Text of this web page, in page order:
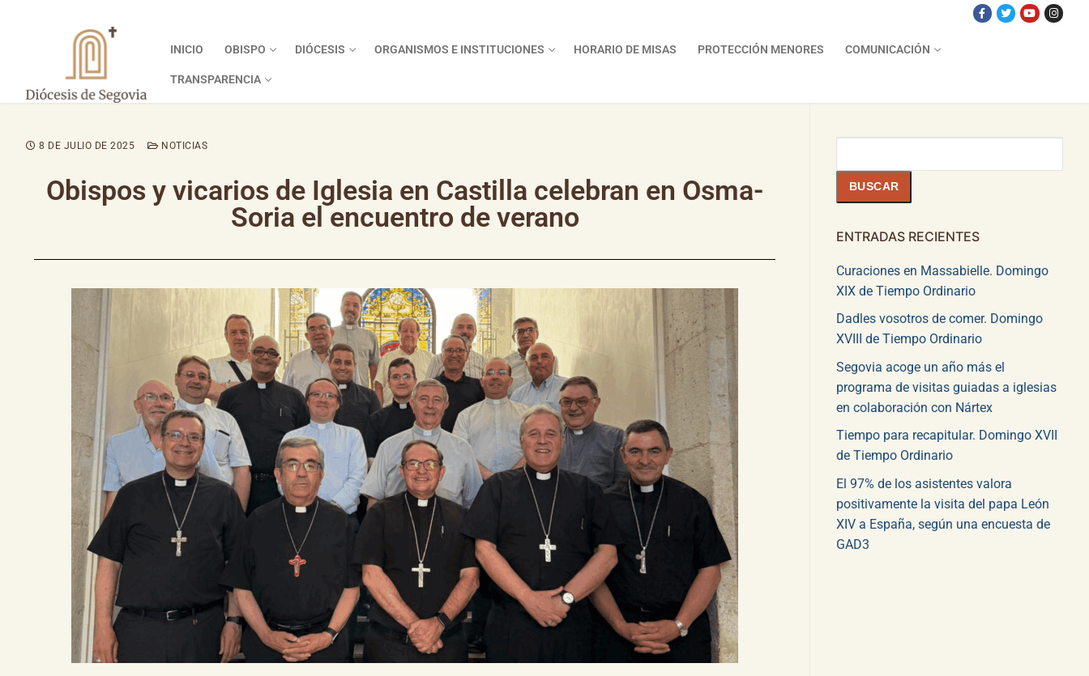
INICIO OBISPO DIÓCESIS ORGANISMOS E INSTITUCIONES HORARIO DE MISAS PROTECCIÓN MENORES COMUNICACIÓN
TRANSPARENCIA
8 DE JULIO DE 2025 NOTICIAS
Obispos y vicarios de Iglesia en Castilla celebran en Osma-
Soria el encuentro de verano
BUSCAR
ENTRADAS RECIENTES
Curaciones en Massabielle. Domingo
XIX de Tiempo Ordinario
Dadles vosotros de comer. Domingo
XVIII de Tiempo Ordinario
Segovia acoge un año más el
programa de visitas guiadas a iglesias
en colaboración con Nártex
Tiempo para recapitular. Domingo XVII
de Tiempo Ordinario
El 97% de los asistentes valora
positivamente la visita del papa León
XIV a España, según una encuesta de
GAD3